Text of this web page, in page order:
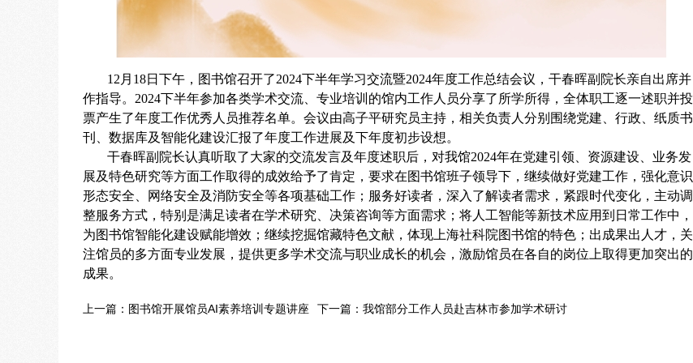
12月18日下午，图书馆召开了2024下半年学习交流暨2024年度工作总结会议，干春晖副院长亲自出席并
作指导。2024下半年参加各类学术交流、专业培训的馆内工作人员分享了所学所得，全体职工逐一述职并投
票产生了年度工作优秀人员推荐名单。会议由高子平研究员主持，相关负责人分别围绕党建、行政、纸质书
刊、数据库及智能化建设汇报了年度工作进展及下年度初步设想。
干春晖副院长认真听取了大家的交流发言及年度述职后，对我馆2024年在党建引领、资源建设、业务发
展及特色研究等方面工作取得的成效给予了肯定，要求在图书馆班子领导下，继续做好党建工作，强化意识
形态安全、网络安全及消防安全等各项基础工作；服务好读者，深入了解读者需求，紧跟时代变化，主动调
整服务方式，特别是满足读者在学术研究、决策咨询等方面需求；将人工智能等新技术应用到日常工作中，
为图书馆智能化建设赋能增效；继续挖掘馆藏特色文献，体现上海社科院图书馆的特色；出成果出人才，关
注馆员的多方面专业发展，提供更多学术交流与职业成长的机会，激励馆员在各自的岗位上取得更加突出的
成果。
上一篇： 图书馆开展馆员AI素养培训专题讲座 下一篇： 我馆部分工作人员赴吉林市参加学术研讨